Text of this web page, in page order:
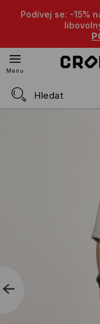
Podívej se: -15%
Menu